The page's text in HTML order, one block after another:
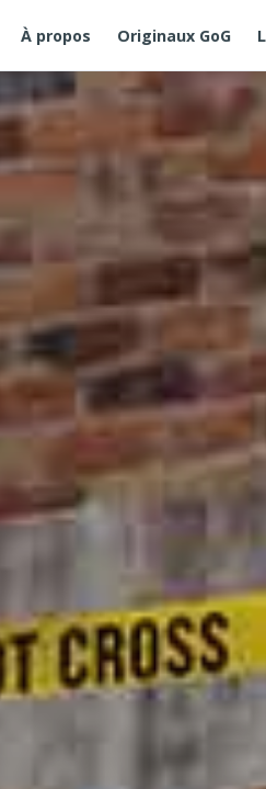
À propos Originaux GoG